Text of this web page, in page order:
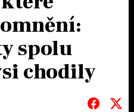
spolu
chodily